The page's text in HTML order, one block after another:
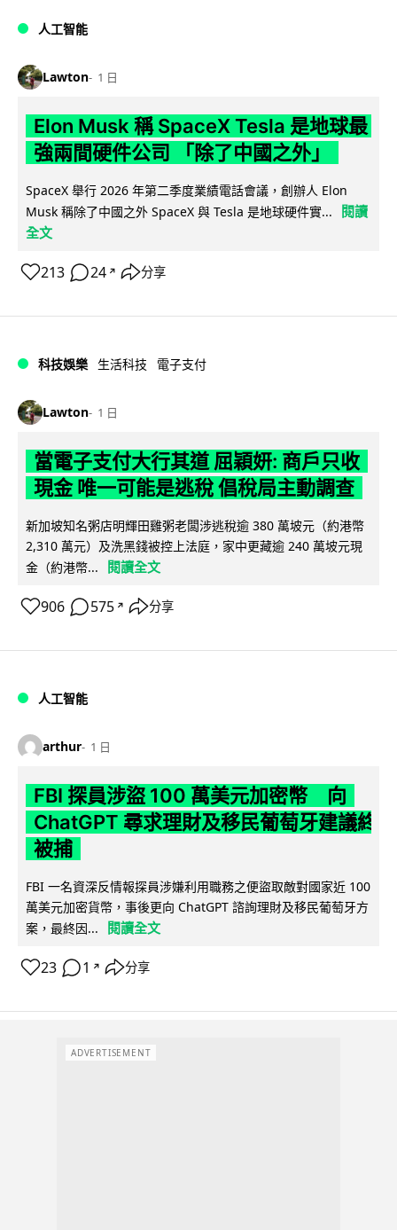
人工智能
Lawton 1 日
Elon Musk 稱 SpaceX Tesla 是地球最
強兩間硬件公司 「除了中國之外」
SpaceX 舉行 2026 年第二季度業績電話會議，創辦人 Elon
Musk 稱除了中國之外 SpaceX 與 Tesla 是地球硬件實...
閱讀
全文
213 24 ↗ 分享
科技娛樂 生活科技 電子支付
Lawton 1 日
當電子支付大行其道 屈穎妍: 商戶只收
現金 唯一可能是逃稅 倡稅局主動調查
新加坡知名粥店明輝田雞粥老闆涉逃稅逾 380 萬坡元（約港幣
2,310 萬元）及洗黑錢被控上法庭，家中更藏逾 240 萬坡元現
金（約港幣...
閱讀全文
906 575 ↗ 分享
人工智能
arthur 1 日
FBI 探員涉盜 100 萬美元加密幣 向
ChatGPT 尋求理財及移民葡萄牙建議終
被捕
FBI 一名資深反情報探員涉嫌利用職務之便盜取敵對國家近 100
萬美元加密貨幣，事後更向 ChatGPT 諮詢理財及移民葡萄牙方
案，最終因...
閱讀全文
23 1 ↗ 分享
ADVERTISEMENT